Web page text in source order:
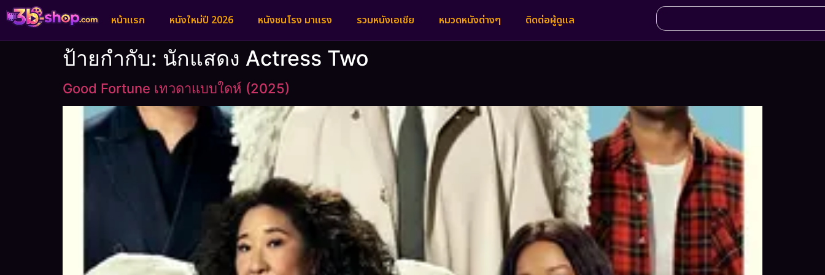
หน้าแรก หนังใหม่ปี 2026 หนังชนโรง มาแรง รวมหนังเอเชีย หมวดหนังต่างๆ ติดต่อผู้ดูแล
ป้ายกำกับ: นักแสดง Actress Two
Good Fortune เทวดาแบบใดห์ (2025)